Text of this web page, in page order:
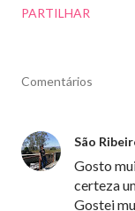
PARTILHAR
Comentários
São
Gosto
certeza
Gostei